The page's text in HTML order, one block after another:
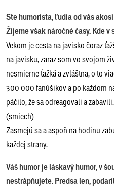
Ste humorista, ľudia od vás
Žijeme však náročné časy. Kde
Vekom je cesta na javisko čoraz
na javisku, zaraz som vo svojom
nesmierne ťažká a zvláštna, o to
300 000 fanúšikov a po každom
páčilo, že sa odreagovali a
(smiech)
Zasmejú sa a aspoň na hodinu
každej strany.
Váš humor je láskavý humor, v
nestrápňujete. Predsa len,